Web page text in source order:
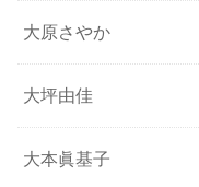
大原さやか
大坪由佳
大本眞基子